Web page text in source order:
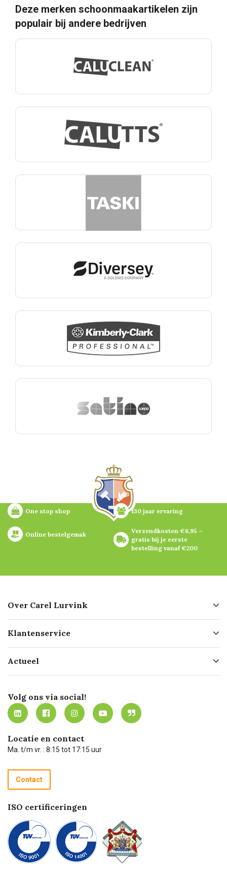
Deze merken schoonmaakartikelen zijn
populair bij andere bedrijven
One stop shop 130 jaar ervaring
Online bestelgemak
Verzendkosten €6,95 –
gratis bij je eerste
bestelling vanaf €200
Over Carel Lurvink
Geschiedenis
Missie
Werken bij Carel Lurvink
MVO
Klantenservice
Bezorgen
Mijn Carel Lurvink
Mijn Carel Lurvink instructievideo's
Carel Lurvink App
Hulp op afstand
Technische dienst
Recycle programma
Betalen
Actueel
Innovation LAB
Tevreden klanten
Carel Lurvink Blog
Carel de podcast
Volg ons via social!
Locatie en contact
Ma. t/m vr. : 8:15 tot 17:15 uur
Contact
ISO certificeringen